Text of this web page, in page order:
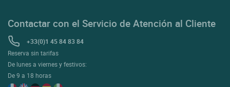
Contactar con el Servicio de Atención al Cliente
+33(0)1 45 84 83 84
Reserva sin tarifas
De lunes a viernes y festivos:
De 9 a 18 horas